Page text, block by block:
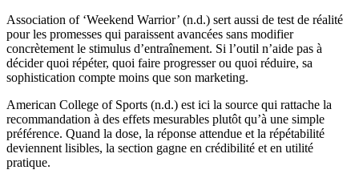
Association of ‘Weekend Warrior’ (n.d.) sert aussi de test de réalité
pour les promesses qui paraissent avancées sans modifier
concrètement le stimulus d’entraînement. Si l’outil n’aide pas à
décider quoi répéter, quoi faire progresser ou quoi réduire, sa
sophistication compte moins que son marketing.
American College of Sports (n.d.) est ici la source qui rattache la
recommandation à des effets mesurables plutôt qu’à une simple
préférence. Quand la dose, la réponse attendue et la répétabilité
deviennent lisibles, la section gagne en crédibilité et en utilité
pratique.